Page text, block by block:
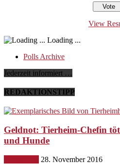
View
Loading ...
Polls Archive
Jederzeit informiert …
REDAKTIONSTIPP
Geldnot: Tierheim-Chefin
und Hunde
28. November 2016